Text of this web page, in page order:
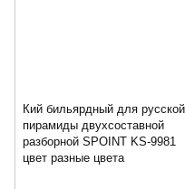
Кий бильярдный для русской
пирамиды двухсоставной
разборной SPOINT KS-9981
цвет разные цвета